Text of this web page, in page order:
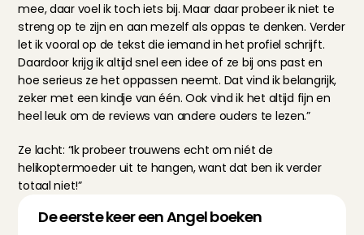
mee, daar voel ik toch iets bij. Maar daar probeer ik niet te
streng op te zijn en aan mezelf als oppas te denken. Verder
let ik vooral op de tekst die iemand in het profiel schrijft.
Daardoor krijg ik altijd snel een idee of ze bij ons past en
hoe serieus ze het oppassen neemt. Dat vind ik belangrijk,
zeker met een kindje van één. Ook vind ik het altijd fijn en
heel leuk om de reviews van andere ouders te lezen.”
Ze lacht: “Ik probeer trouwens echt om niét de
helikoptermoeder uit te hangen, want dat ben ik verder
totaal niet!”
De eerste keer een Angel boeken